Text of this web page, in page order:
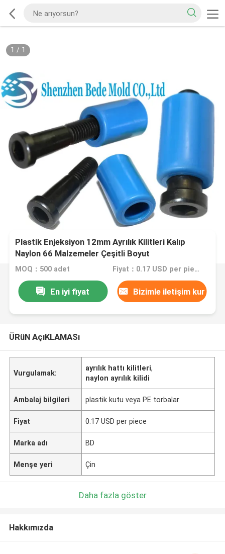
1 / 1
Plastik Enjeksiyon 12mm Ayrılık Kilitleri Kalıp
Naylon 66 Malzemeler Çeşitli Boyut
MOQ：500 adet Fiyat：0.17 USD per piece
En iyi fiyat Bizimle iletişim kur
ÜRüN AçıKLAMASı
Vurgulamak:
ayrılık hattı kilitleri,
naylon ayrılık kilidi
Ambalaj bilgileri plastik kutu veya PE torbalar
Fiyat 0.17 USD per piece
Marka adı BD
Menşe yeri Çin
Daha fazla göster
Hakkımızda